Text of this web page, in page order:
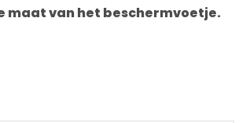
maat van het beschermvoetje.